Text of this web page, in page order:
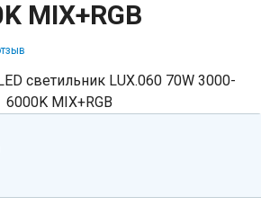
MIX+RGB